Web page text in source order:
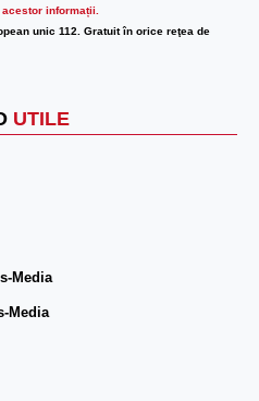
informații.
unic 112. Gratuit în orice reţea de
UTILE
Media
Media